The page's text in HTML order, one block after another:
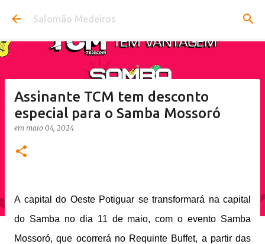
Pular para o conteúdo principal
Salomão Medeiros
Assinante TCM tem desconto
especial para o Samba Mossoró
em maio 04, 2024
A capital do Oeste Potiguar se transformará na capital
do Samba no dia 11 de maio, com o evento Samba
Mossoró, que ocorrerá no Requinte Buffet, a partir das